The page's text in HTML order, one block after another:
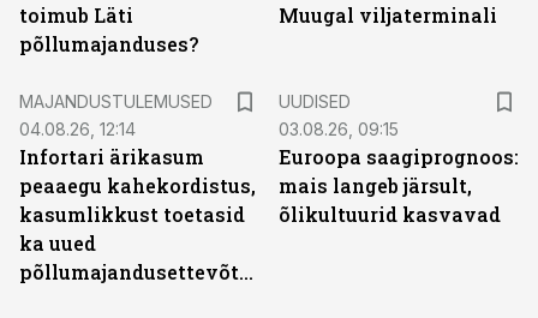
toimub Läti
põllumajanduses?
Muugal viljaterminali
MAJANDUSTULEMUSED
04.08.26, 12:14
Infortari ärikasum
peaaegu kahekordistus,
kasumlikkust toetasid
ka uued
põllumajandusettevõtted
UUDISED
03.08.26, 09:15
Euroopa saagiprognoos:
mais langeb järsult,
õlikultuurid kasvavad